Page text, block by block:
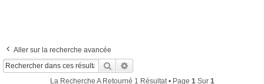
Aller sur la recherche avancée
Rechercher
La Recherche A Retourné 1 Résultat • Page 1Sur 1